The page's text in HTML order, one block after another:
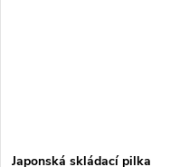
Japonská skládací pilka